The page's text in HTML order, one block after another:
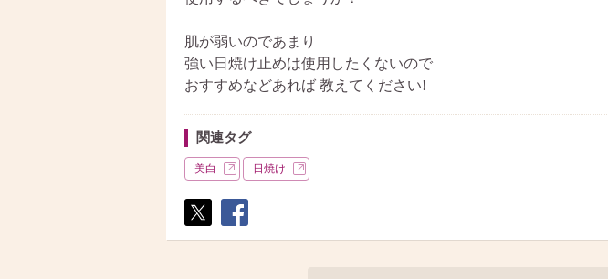
肌が弱いのであまり
強い日焼け止めは使用したくないので
おすすめなどあれば 教えてください!
関連タグ
美白 日焼け
ト
ア